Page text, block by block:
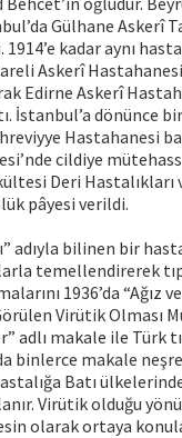
Gülhane Askerî
kadar aynı
Askerî
Edirne Askerî
İstanbul’a dönünce
Hastahanesi
cildiye
Deri
pâyesi verildi.
bilinen bir
temellendirerek
1936’da “Ağız
Virütik Olması
adlı makale ile Türk
binlerce makale
Batı
Virütik olduğu
olarak ortaya